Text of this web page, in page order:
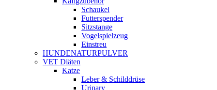
Schaukel
Futterspender
Sitzstange
Vogelspielzeug
Einstreu
HUNDENATURPULVER
VET Diäten
Katze
Leber & Schilddrüse
Urinary